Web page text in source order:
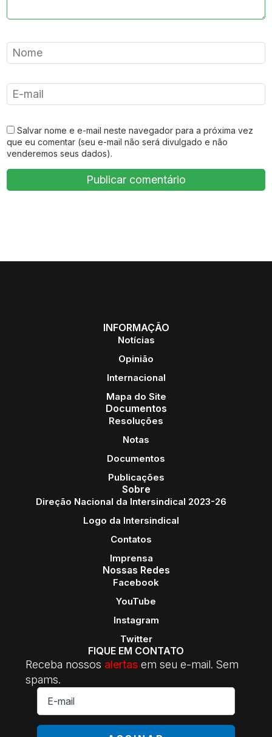
Salvar nome e e-mail neste navegador para a próxima vez
que eu comentar (seu e-mail não será divulgado e não
venderemos seus dados).
INFORMAÇÃO
Notícias
Opinião
Internacional
Mapa do Site
Documentos
Resoluções
Notas
Documentos
Publicações
Sobre
Direção Nacional da Intersindical 2023-26
Logo da Intersindical
Contatos
Imprensa
Nossas Redes
Facebook
YouTube
Instagram
Twitter
FIQUE EM CONTATO
Receba nossos alertas em seu e-mail. Sem
spams.
E-
mail